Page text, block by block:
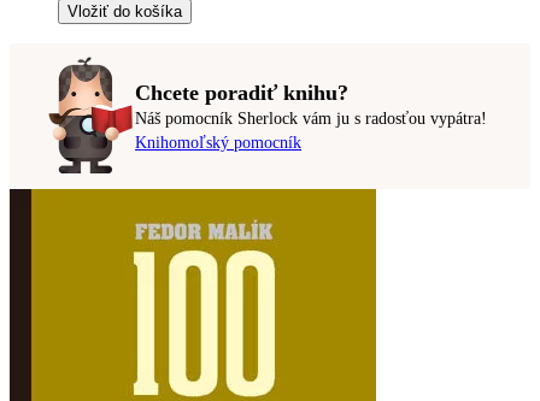
Vložiť do košíka
Chcete poradiť knihu?
Náš pomocník Sherlock vám ju s radosťou vypátra!
Knihomoľský pomocník